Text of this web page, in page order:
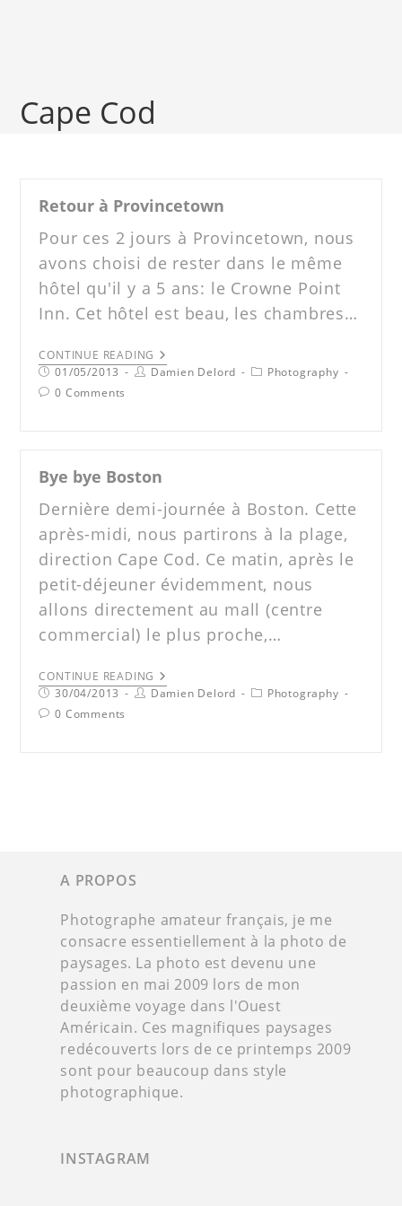
Cape Cod
Retour à Provincetown
Pour ces 2 jours à Provincetown, nous
avons choisi de rester dans le même
hôtel qu'il y a 5 ans: le Crowne Point
Inn. Cet hôtel est beau, les chambres…
CONTINUE READING
01/05/2013
Damien Delord
Photography
0 Comments
Bye bye Boston
Dernière demi-journée à Boston. Cette
après-midi, nous partirons à la plage,
direction Cape Cod. Ce matin, après le
petit-déjeuner évidemment, nous
allons directement au mall (centre
commercial) le plus proche,…
CONTINUE READING
30/04/2013
Damien Delord
Photography
0 Comments
A PROPOS
Photographe amateur français, je me
consacre essentiellement à la photo de
paysages. La photo est devenu une
passion en mai 2009 lors de mon
deuxième voyage dans l'Ouest
Américain. Ces magnifiques paysages
redécouverts lors de ce printemps 2009
sont pour beaucoup dans style
photographique.
INSTAGRAM